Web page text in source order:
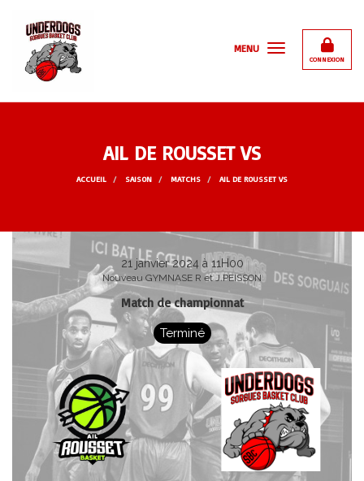
CONNEXION
MENU
AIL DE ROUSSET VS
ACCUEIL SAISON MATCHS AIL DE ROUSSET VS
21 janvier 2024 à 11H00
Nouveau GYMNASE R et J.PEISSON
Match de championnat
Terminé